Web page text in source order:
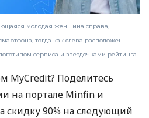
молодая женщина справа,
тогда как слева расположен
сервиса и звездочками рейтинга.
MyCredit? Поделитесь
на портале Minfin и
скидку 90% на следующий